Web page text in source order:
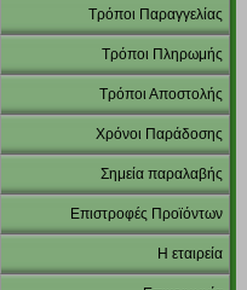
Τρόποι Παραγγελίας
Τρόποι Πληρωμής
Τρόποι Αποστολής
Χρόνοι Παράδοσης
Σημεία παραλαβής
Επιστροφές Προϊόντων
Η εταιρεία